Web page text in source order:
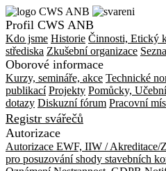
Profil CWS ANB
Kdo jsme Historie Činnosti, Etický
střediska Zkušební organizace
Oborové informace
Kurzy, semináře, akce Technické
publikací Projekty Pomůcky,
dotazy Diskuzní fórum Pracovní
Registr svářečů
Autorizace
Autorizace EWF, IIW / Akreditace/
pro posuzování shody stavebních